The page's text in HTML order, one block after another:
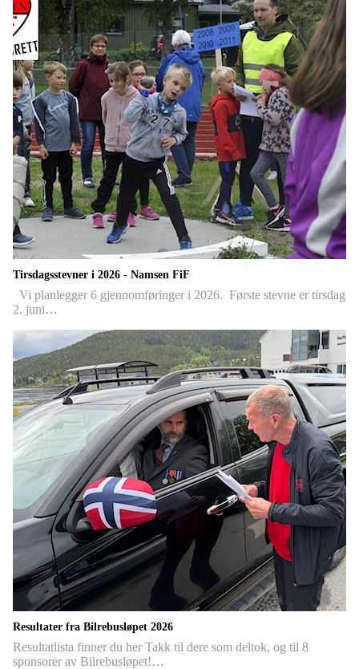
Tirsdagsstevner i 2026 - Namsen FiF
Vi planlegger 6 gjennomføringer i 2026. Første stevne er tirsdag
2. juni…
Resultater fra Bilrebusløpet 2026
Resultatlista finner du her Takk til dere som deltok, og til 8
sponsorer av Bilrebusløpet!…